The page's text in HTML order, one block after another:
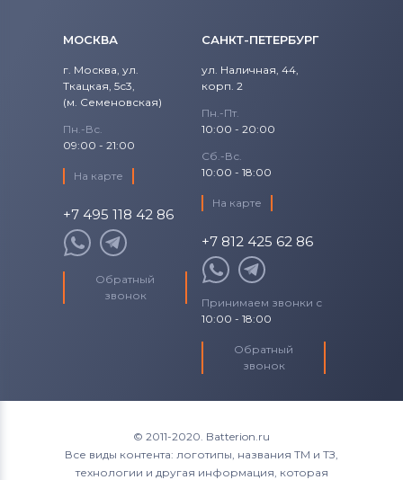
МОСКВА
г. Москва, ул.
Ткацкая, 5с3,
(м. Семеновская)
Пн.-Вс.
09:00 - 21:00
На карте
+7 495 118 42 86
Обратный
звонок
САНКТ-ПЕТЕРБУРГ
ул. Наличная, 44,
корп. 2
Пн.-Пт.
10:00 - 20:00
Сб.-Вс.
10:00 - 18:00
На карте
+7 812 425 62 86
Принимаем звонки с
10:00 - 18:00
Обратный
звонок
© 2011-2020. Batterion.ru
Все виды контента: логотипы, названия ТМ и ТЗ,
технологии и другая информация, которая